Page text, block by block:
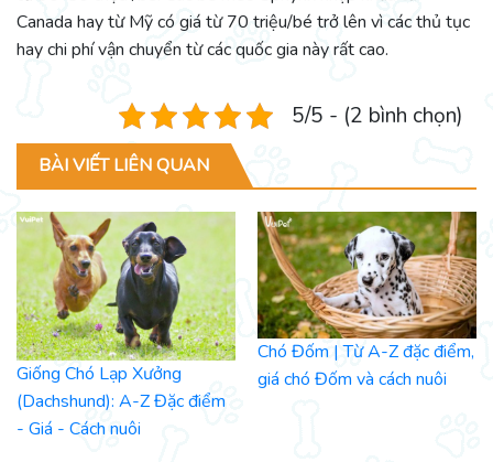
Canada hay từ Mỹ có giá từ 70 triệu/bé trở lên vì các thủ tục
hay chi phí vận chuyển từ các quốc gia này rất cao.
5/5 - (2 bình chọn)
BÀI VIẾT LIÊN QUAN
Giống Chó Lạp Xưởng
(Dachshund): A-Z Đặc điểm
- Giá - Cách nuôi
Chó Đốm | Từ A-Z đặc điểm,
giá chó Đốm và cách nuôi